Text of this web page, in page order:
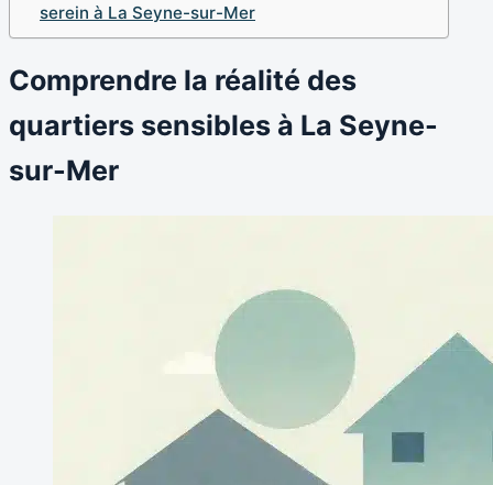
serein à La Seyne-sur-Mer
Comprendre la réalité des
quartiers sensibles à La Seyne-
sur-Mer